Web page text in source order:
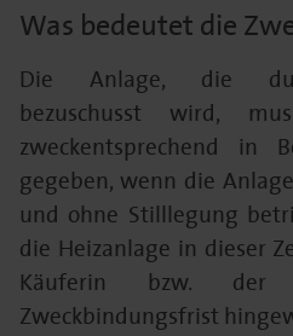
Was bedeutet die
Die Anlage, die
bezuschusst wird,
zweckentsprechend in
gegeben, wenn die
und ohne Stilllegung
die Heizanlage in dieser
Käuferin bzw.
Zweckbindungsfrist